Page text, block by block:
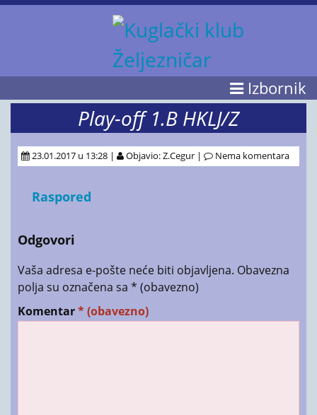
Izbornik
Play-off 1.B HKLJ/Z
23.01.2017 u 13:28 | Objavio: Z.Cegur | Nema komentara
Raspored
Odgovori
Vaša adresa e-pošte neće biti objavljena. Obavezna
polja su označena sa * (obavezno)
Komentar* (obavezno)